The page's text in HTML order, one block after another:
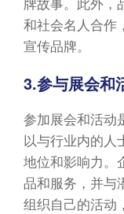
牌故事。此外，
和社会名人合作
宣传品牌。
3.参与展会和
参加展会和活动
以与行业内的人
地位和影响力。
品和服务，并与
组织自己的活动